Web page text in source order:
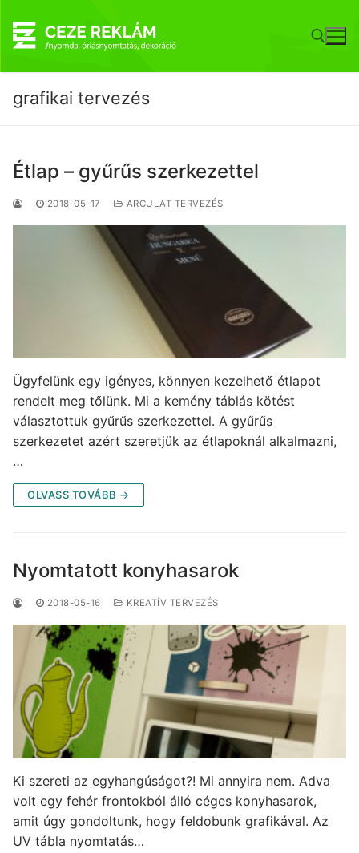
tartalomra
grafikai tervezés
Étlap – gyűrűs szerkezettel
2018-05-17 ARCULAT TERVEZÉS
Ügyfelünk egy igényes, könnyen kezelhető étlapot
rendelt meg tőlünk. Mi a kemény táblás kötést
választottuk gyűrűs szerkezettel. A gyűrűs
szerkezetet azért szeretjük az étlapoknál alkalmazni,
…
OLVASS TOVÁBB →
Nyomtatott konyhasarok
2018-05-16 KREATÍV TERVEZÉS
Ki szereti az egyhangúságot?! Mi annyira nem. Adva
volt egy fehér frontokból álló céges konyhasarok,
amit úgy gondoltunk, hogy feldobunk grafikával. Az
UV tábla nyomtatás…